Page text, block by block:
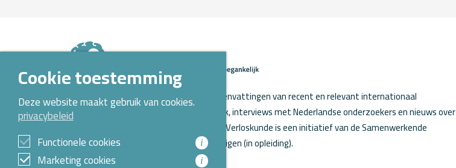
Op Kennispoort Verloskunde vind je samenvattingen van recent en relevant internationaal
verloskundig wetenschappelijk onderzoek, interviews met Nederlandse onderzoekers en nieuws over
o.a. aanstaande promoties. Kennispoort Verloskunde is een initiatief van de Samenwerkende
Opleidingen Verloskunde voor verloskundigen (in opleiding).
Cookie toestemming
Deze website maakt gebruik van cookies.
privacybeleid
Functionele cookies
i
Marketing cookies i